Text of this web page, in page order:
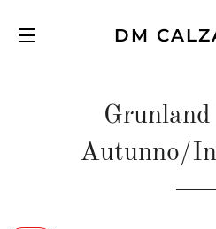
DM
Autunno/